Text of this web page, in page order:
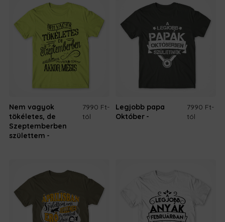
Nem vagyok
tökéletes, de
Szeptemberben
születtem
7990 Ft-
tól
Legjobb papa
Október
7990 Ft-
tól